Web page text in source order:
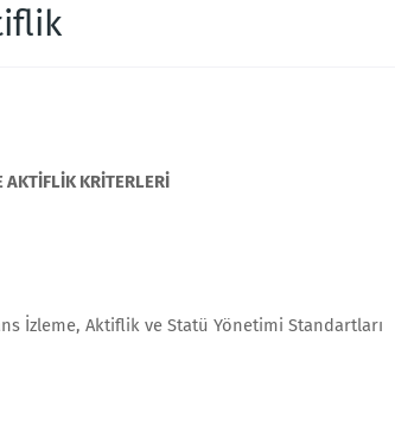
AKTİFLİK KRİTERLERİ
İzleme, Aktiflik ve Statü Yönetimi Standartları